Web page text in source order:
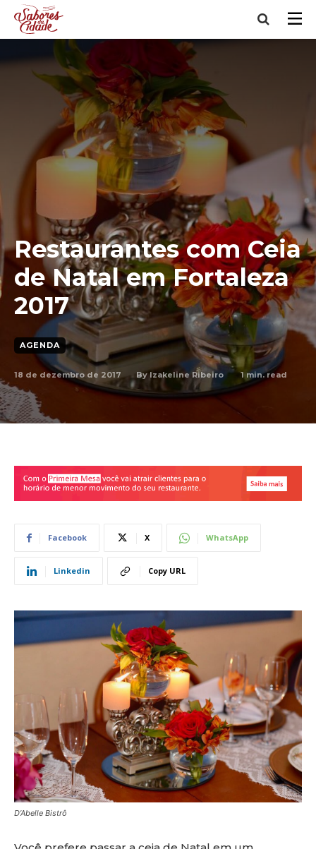
Restaurantes com Ceia
de Natal em Fortaleza
2017
AGENDA
18 de dezembro de 2017 By Izakeline Ribeiro 1 min. read
Facebook X WhatsApp
Linkedin Copy URL
D’Abelle Bistrô